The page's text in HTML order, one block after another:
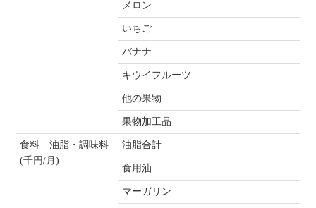
メロン
いちご
バナナ
キウイフルーツ
他の果物
果物加工品
食料 油脂・調味料
(千円/月)
油脂合計
食用油
マーガリン